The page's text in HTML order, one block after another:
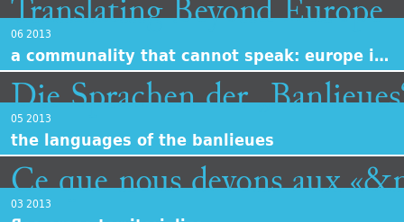
Translating Beyond Europe
Übersetzen jenseits von
06 2013
a communality that cannot speak: europe in translation
Die Sprachen der
05 2013
the languages of the banlieues
Ce que nous devons aux
03 2013